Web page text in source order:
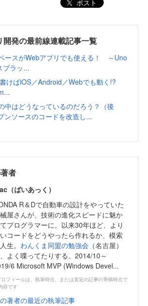
ポスト
開発の最前線連載記事一覧
ースがWebアプリでも使える！ ～Uno
プラッ...
けばiOS／Android／Webでも動く!?
中はどうなっているのだろう？（後
ソースのコードを改造し...
者
（ばいあっく）
R＆Dで自動車の設計をやっていた
屋さんが、技術の進化スピードに魅か
プログラマーに。以来30年ほど、より
コードをどうやったら作れるか、模索
生。 わんくま同盟の勉強会 （名古屋）
よく喋ってたりする。2014/10～
6 Microsoft MVP (Windows Devel...
フィールは、執筆時点、または直近の記事の寄稿時点で
容です
著者の最近の執筆記事